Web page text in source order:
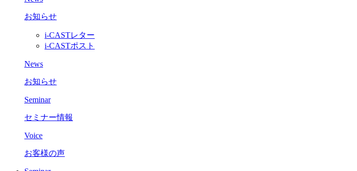
お知らせ
i-CASTレター
i-CASTポスト
News
お知らせ
Seminar
セミナー情報
Voice
お客様の声